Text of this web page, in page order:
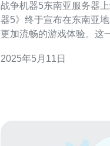
战争机器5东南亚服务器上线 近日，备受期待的《
器5》终于宣布在东南亚
更加流畅的游戏体验。这
斗。 《战争机器5》作为一款备受瞩目的射击游戏，一直
2025年5月11日